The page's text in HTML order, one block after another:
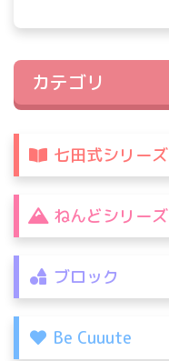
ン
カテゴリ
七田式シリーズ
ねんどシリーズ
ブロック
Be Cuuute